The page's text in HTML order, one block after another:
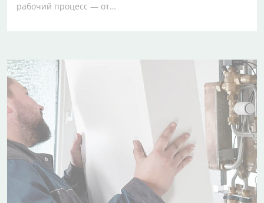
рабочий процесс — от…